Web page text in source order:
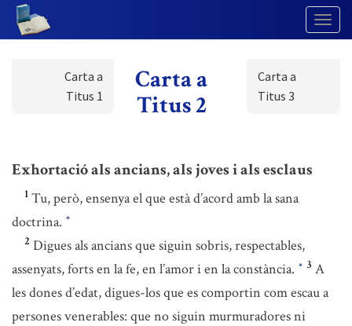
Carta a
Titus 1
Carta a
Titus 2
Carta a
Titus 3
Exhortació als ancians, als joves i als esclaus
1 Tu, però, ensenya el que està d’acord amb la sana
doctrina. *
2 Digues als ancians que siguin sobris, respectables,
assenyats, forts en la fe, en l’amor i en la constància. * 3 A
les dones d’edat, digues-los que es comportin com escau a
persones venerables: que no siguin murmuradores ni